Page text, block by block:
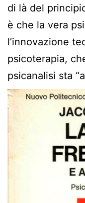
di là del
è che la vera
l’innovazione
psicoterapia,
psicanalisi sta